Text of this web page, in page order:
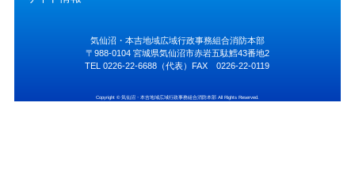
気仙沼・本吉地域広域行政事務組合消防本部
〒988-0104 宮城県気仙沼市赤岩五駄鱈43番地2
TEL 0226-22-6688（代表）FAX 0226-22-0119
Copyright © 気仙沼・本吉地域広域行政事務組合消防本部 All Rights Reserved.